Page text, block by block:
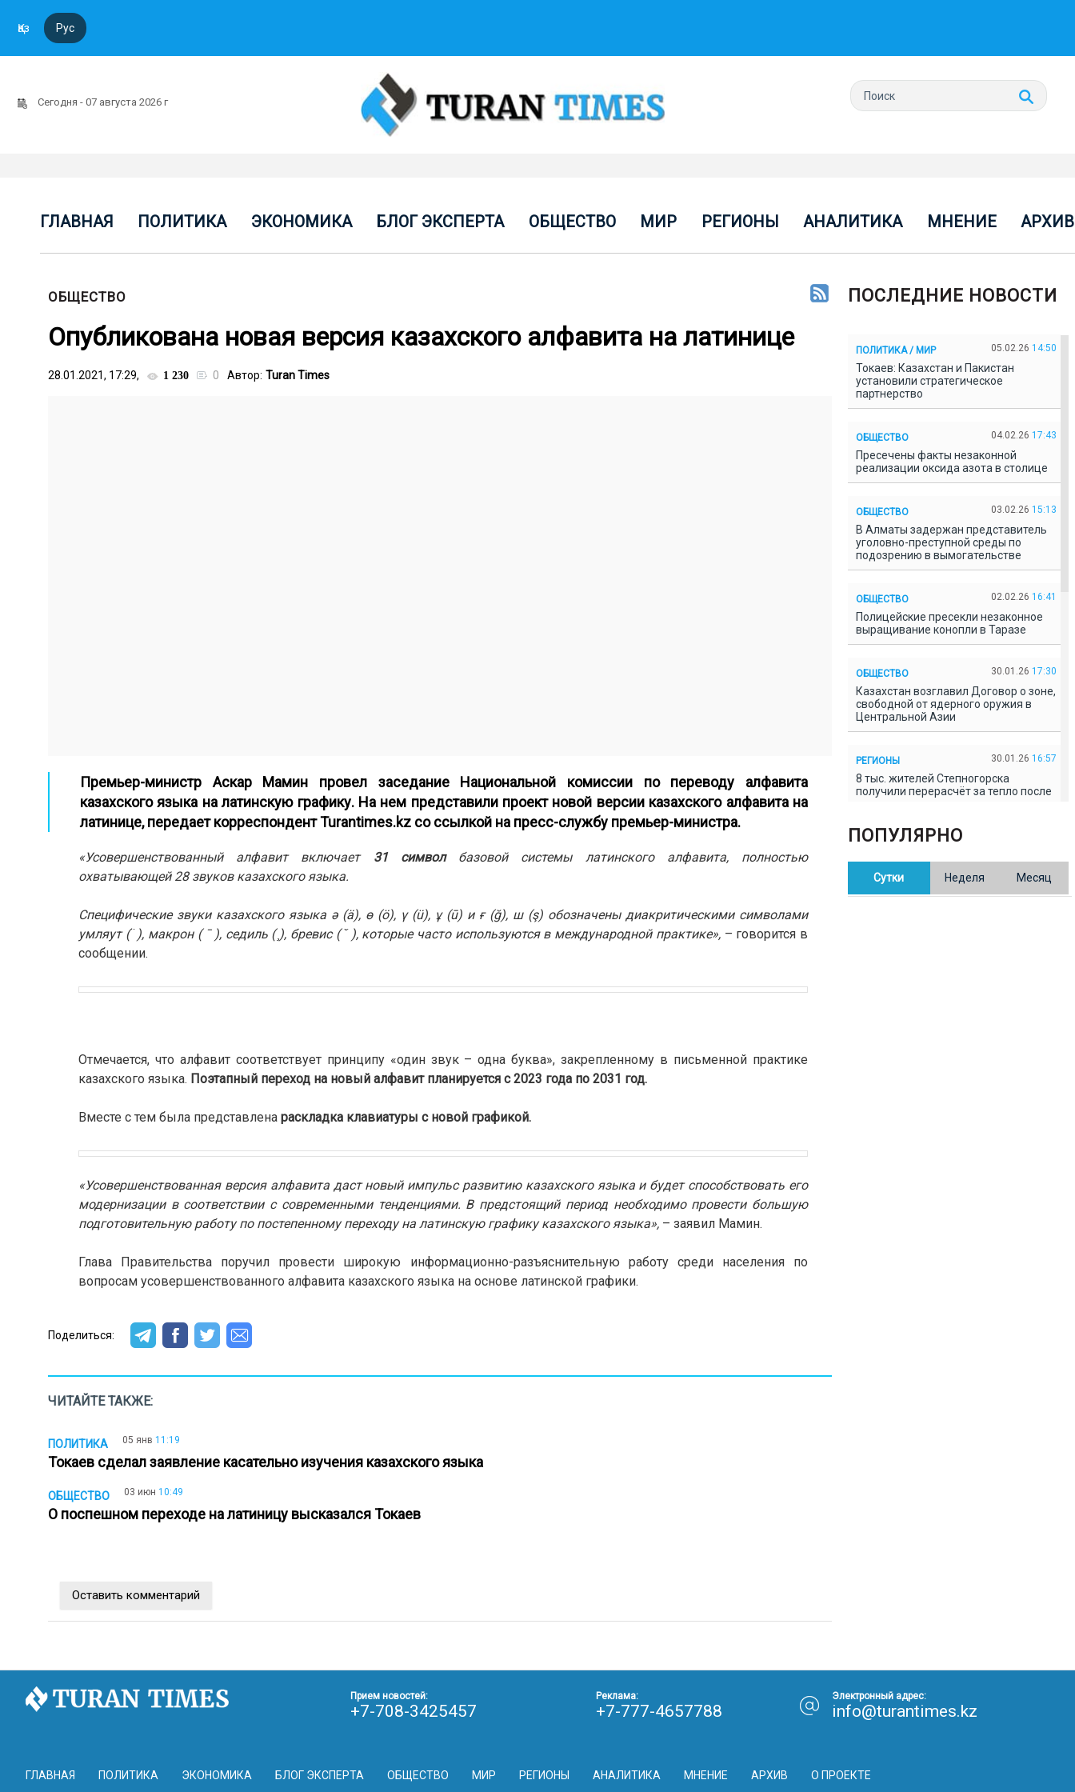
Қаз Рус
Сегодня - 07 августа 2026 г
ГЛАВНАЯ ПОЛИТИКА ЭКОНОМИКА БЛОГ ЭКСПЕРТА ОБЩЕСТВО МИР РЕГИОНЫ АНАЛИТИКА МНЕНИЕ АРХИВ
ОБЩЕСТВО
Опубликована новая версия казахского алфавита на латинице
28.01.2021, 17:29, 1 230 0 Автор: Turan Times
Премьер-министр Аскар Мамин провел заседание Национальной комиссии по переводу алфавита
казахского языка на латинскую графику. На нем представили проект новой версии казахского алфавита на
латинице, передает корреспондентTurantimes.kz со ссылкой на пресс-службу премьер-министра.
«Усовершенствованный алфавит включает 31 символбазовой системы латинского алфавита, полностью
охватывающей 28 звуков казахского языка.
Специфические звуки казахского языка ә (ä), ө (ö), ү (ü), ұ (ū) и ғ (ğ), ш (ş) обозначены диакритическими символами
умляут ( ̈ ), макрон ( ˉ ), седиль ( ̧), бревис ( ̌ ), которые часто используются в международной практике»,– говорится в
сообщении.
Отмечается, что алфавит соответствует принципу «один звук – одна буква», закрепленному в письменной практике
казахского языка. Поэтапный переход на новый алфавит планируется с 2023 года по 2031 год.
Вместе с тем была представлена раскладка клавиатуры с новой графикой.
«Усовершенствованная версия алфавита даст новый импульс развитию казахского языка и будет способствовать его
модернизации в соответствии с современными тенденциями. В предстоящий период необходимо провести большую
подготовительную работу по постепенному переходу на латинскую графику казахского языка», – заявил Мамин.
Глава Правительства поручил провести широкую информационно-разъяснительную работу среди населения по
вопросам усовершенствованного алфавита казахского языка на основе латинской графики.
Поделиться:
ЧИТАЙТЕ ТАКЖЕ:
ПОЛИТИКА 05 янв 11:19
Токаев сделал заявление касательно изучения казахского языка
ОБЩЕСТВО 03 июн 10:49
О поспешном переходе на латиницу высказался Токаев
Оставить комментарий
ПОСЛЕДНИЕ НОВОСТИ
ПОЛИТИКА / МИР 05.02.26 14:50
Токаев: Казахстан и Пакистан
установили стратегическое
партнерство
ОБЩЕСТВО 04.02.26 17:43
Пресечены факты незаконной
реализации оксида азота в столице
ОБЩЕСТВО 03.02.26 15:13
В Алматы задержан представитель
уголовно-преступной среды по
подозрению в вымогательстве
ОБЩЕСТВО 02.02.26 16:41
Полицейские пресекли незаконное
выращивание конопли в Таразе
ОБЩЕСТВО 30.01.26 17:30
Казахстан возглавил Договор о зоне,
свободной от ядерного оружия в
Центральной Азии
РЕГИОНЫ 30.01.26 16:57
8 тыс. жителей Степногорска
получили перерасчёт за тепло после
В Казахстане готовят новую
редакцию Конституции: меняется
ПОПУЛЯРНО
Сутки Неделя Месяц
ГЛАВНАЯ ПОЛИТИКА ЭКОНОМИКА БЛОГ ЭКСПЕРТА ОБЩЕСТВО МИР РЕГИОНЫ АНАЛИТИКА МНЕНИЕ АРХИВ О ПРОЕКТЕ
Прием новостей:
+7-708-3425457
Реклама:
+7-777-4657788
Электронный адрес:
info@turantimes.kz